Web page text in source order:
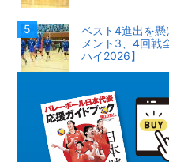
ベスト4進出を
メント3、4回戦
ハイ2026】